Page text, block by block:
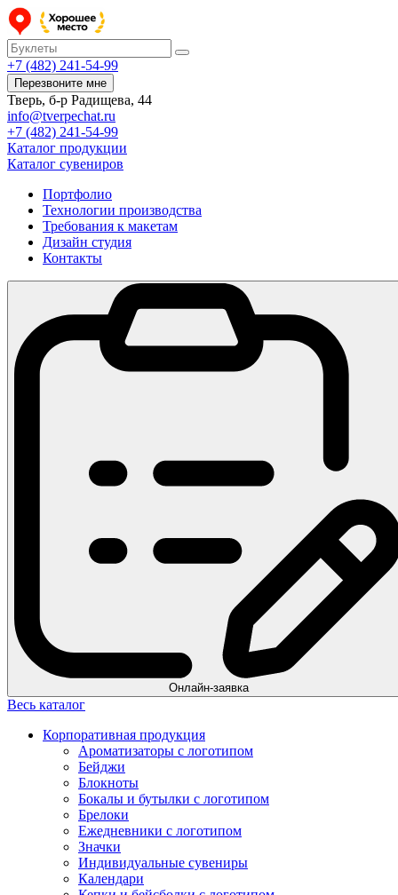
+7 (482) 241-54-99
Перезвоните мне
Тверь, б-р Радищева, 44
info@tverpechat.ru
+7 (482) 241-54-99
Каталог продукции
Каталог сувениров
Портфолио
Технологии производства
Требования к макетам
Дизайн студия
Контакты
Онлайн-заявка
Весь каталог
Корпоративная продукция
Ароматизаторы с логотипом
Бейджи
Блокноты
Бокалы и бутылки с логотипом
Брелоки
Ежедневники с логотипом
Значки
Индивидуальные сувениры
Календари